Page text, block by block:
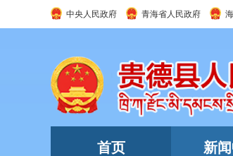
中央人民政府 青海省人民政府
首页 新